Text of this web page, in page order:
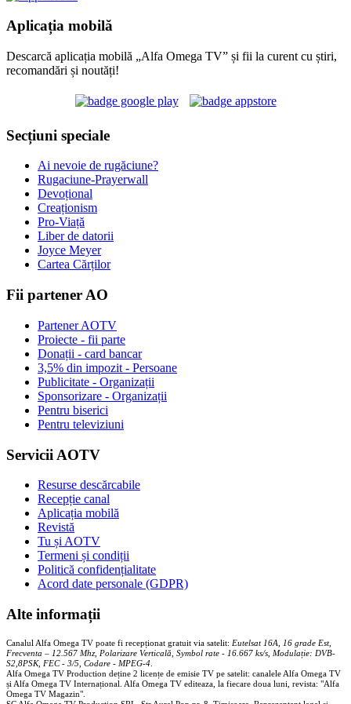
Aplicația mobilă
Descarcă aplicația mobilă „Alfa Omega TV” și fii la curent cu știri,
recomandări și noutăți!
Secțiuni speciale
Ai nevoie de rugăciune?
Rugaciune-Prayerwall
Devoțional
Creaționism
Pro-Viață
Liber de datorii
Joyce Meyer
Cartea Cărților
Fii partener AO
Partener AOTV
Proiecte - fii parte
Donații - card bancar
3,5% din impozit - Persoane
Publicitate - Organizații
Sponsorizare - Organizații
Pentru biserici
Pentru televiziuni
Servicii AOTV
Resurse descărcabile
Recepție canal
Aplicația mobilă
Revistă
Tu și AOTV
Termeni și condiții
Politică confidențialitate
Acord date personale (GDPR)
Alte informații
Canalul Alfa Omega TV poate fi recepționat gratuit via satelit: Eutelsat 16A, 16 grade Est,
Frecventa – 12.567 Mhz, Polarizare Verticală, Symbol rate - 16.667 ks/s, Modulație: DVB-
S2,8PSK, FEC - 3/5, Codare - MPEG-4
Alfa Omega TV Production deține 2 licențe de emisie TV pe satelit: canalele Alfa Omega TV
și Alfa Omega TV Internațional. Alfa Omega TV editeaza, la fiecare doua luni, revista: "Alfa
Omega TV Magazin".